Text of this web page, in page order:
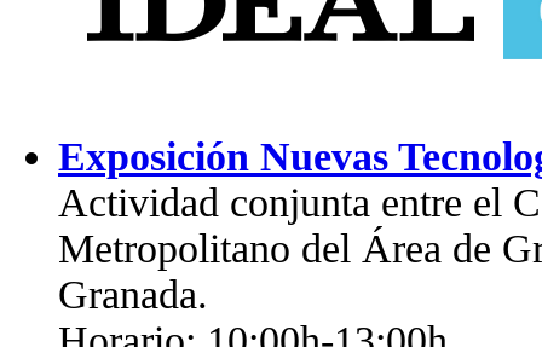
Exposición Nuevas
Actividad conjunta entre el
Metropolitano del Área de
Granada.